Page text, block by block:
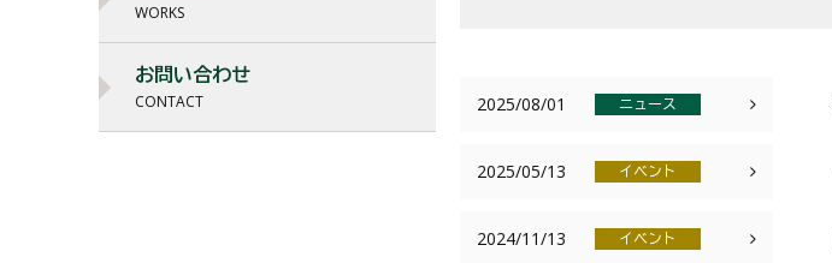
2025/08/01 ニュース
2025/05/13 イベント
2024/11/13 イベント
WORKS
お問い合わせ
CONTACT